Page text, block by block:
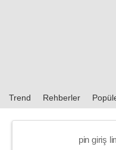
Trend Rehberler
pin giriş